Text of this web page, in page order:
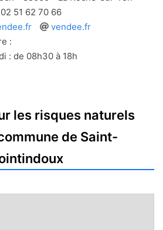
Télécopie
02 51 62 70 66
Site
vendee.fr
:
: de 08h30 à 18h
les risques naturels
de Saint-